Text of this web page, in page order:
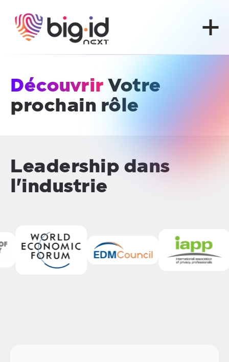
Découvrir Votre
prochain rôle
Leadership dans
l'industrie